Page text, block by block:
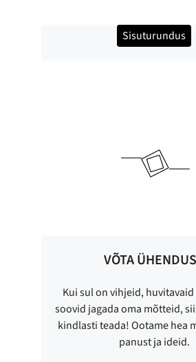
Sisuturundus
VÕTA
Kui sul on vihjeid,
soovid jagada oma mõtteid,
kindlasti teada! Ootame hea
panust ja ideid.